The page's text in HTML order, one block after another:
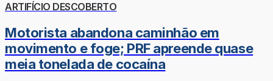
ARTIFÍCIO DESCOBERTO
Motorista abandona caminhão em
movimento e foge; PRF apreende quase
meia tonelada de cocaína